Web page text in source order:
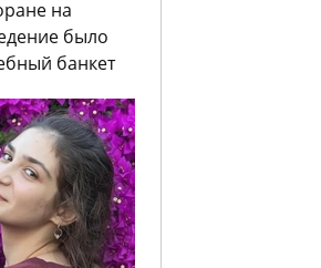
на
было
банкет